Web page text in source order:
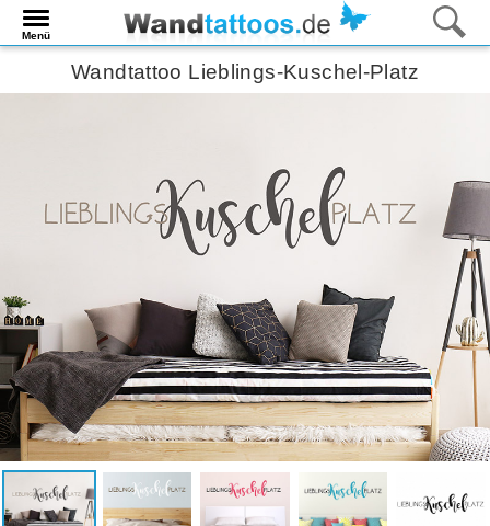
Menü
Wandtattoo Lieblings-Kuschel-Platz